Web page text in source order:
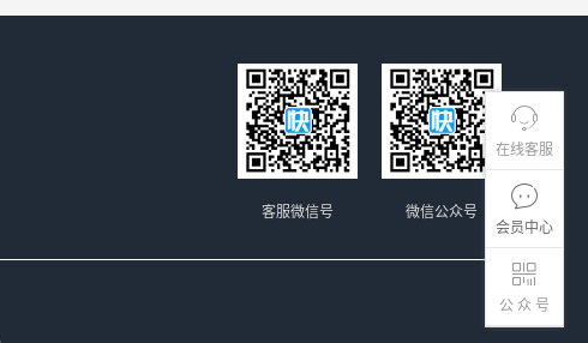
在线客服
会员中心
公 众 号
微信公众号
客服微信号